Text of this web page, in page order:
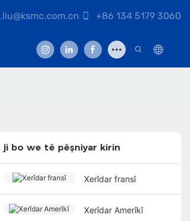
+86 134 5179 3060
ji bo we tê pêşniyar kirin
Xerîdar fransî
Xerîdar Amerîkî